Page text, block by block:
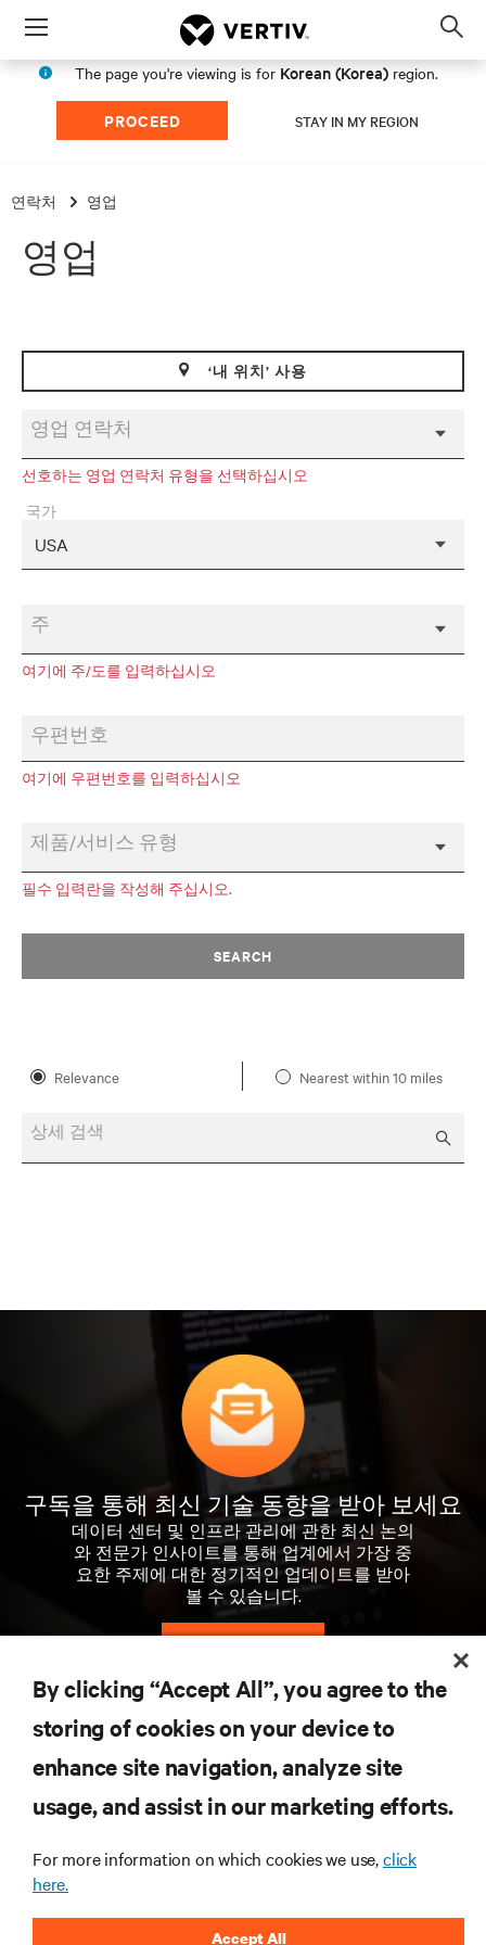
Menu
The page you're viewing is for Korean (Korea) region.
PROCEED STAY IN MY REGION
연락처 영업
영업
‘내 위치’ 사용
영업 연락처
선호하는 영업 연락처 유형을 선택하십시오
국가
주
여기에 주/도를 입력하십시오
우편번호
여기에 우편번호를 입력하십시오
제품/서비스 유형
필수 입력란을 작성해 주십시오.
SEARCH
Relevance Nearest within 10 miles
상세 검색
구독을 통해 최신 기술 동향을 받아 보세요
데이터 센터 및 인프라 관리에 관한 최신 논의
와 전문가 인사이트를 통해 업계에서 가장 중
요한 주제에 대한 정기적인 업데이트를 받아
볼 수 있습니다.
자료
지원
기업
By clicking “Accept All”, you agree to the
storing of cookies on your device to
enhance site navigation, analyze site
usage, and assist in our marketing efforts.
For more information on which cookies we use,click
here.
Accept All